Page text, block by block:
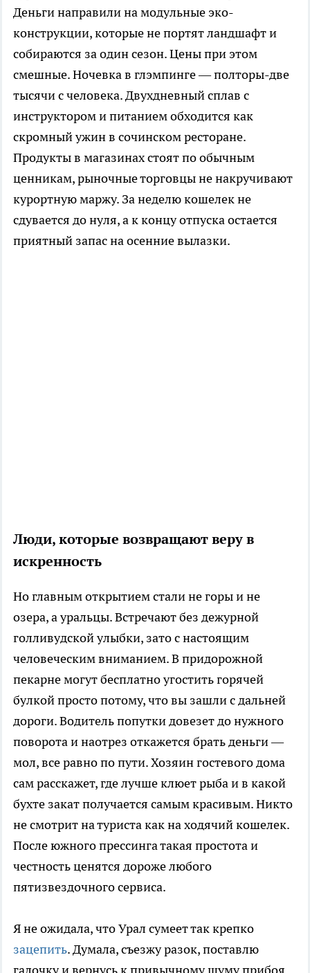
Деньги направили на модульные эко-
конструкции, которые не портят ландшафт и
собираются за один сезон. Цены при этом
смешные. Ночевка в глэмпинге — полторы-две
тысячи с человека. Двухдневный сплав с
инструктором и питанием обходится как
скромный ужин в сочинском ресторане.
Продукты в магазинах стоят по обычным
ценникам, рыночные торговцы не накручивают
курортную маржу. За неделю кошелек не
сдувается до нуля, а к концу отпуска остается
приятный запас на осенние вылазки.
Люди, которые возвращают веру в
искренность
Но главным открытием стали не горы и не
озера, а уральцы. Встречают без дежурной
голливудской улыбки, зато с настоящим
человеческим вниманием. В придорожной
пекарне могут бесплатно угостить горячей
булкой просто потому, что вы зашли с дальней
дороги. Водитель попутки довезет до нужного
поворота и наотрез откажется брать деньги —
мол, все равно по пути. Хозяин гостевого дома
сам расскажет, где лучше клюет рыба и в какой
бухте закат получается самым красивым. Никто
не смотрит на туриста как на ходячий кошелек.
После южного прессинга такая простота и
честность ценятся дороже любого
пятизвездочного сервиса.
Я не ожидала, что Урал сумеет так крепко
зацепить. Думала, съезжу разок, поставлю
галочку и вернусь к привычному шуму прибоя.